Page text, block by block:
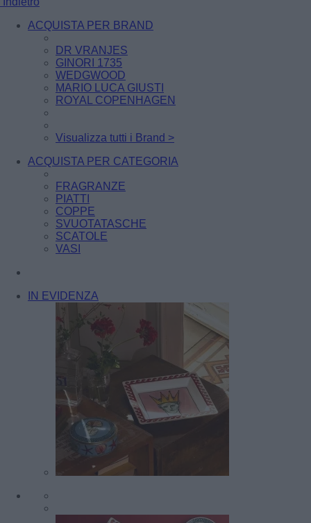
ACQUISTA PER BRAND
DR VRANJES
GINORI 1735
WEDGWOOD
MARIO LUCA GIUSTI
ROYAL COPENHAGEN
Visualizza tutti i Brand >
ACQUISTA PER CATEGORIA
FRAGRANZE
PIATTI
COPPE
SVUOTATASCHE
SCATOLE
VASI
IN EVIDENZA